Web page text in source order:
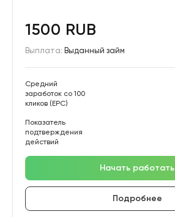
1500 RUB
Выплата: Выданный займ
Средний
заработок со 100
кликов (EPC)
Показатель
подтверждения
действий
Начать работать
Подробнее